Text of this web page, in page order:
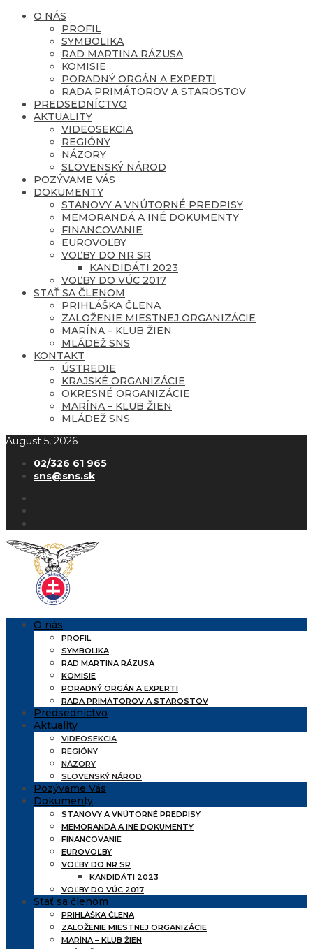
O NÁS
PROFIL
SYMBOLIKA
RAD MARTINA RÁZUSA
KOMISIE
PORADNÝ ORGÁN A EXPERTI
RADA PRIMÁTOROV A STAROSTOV
PREDSEDNÍCTVO
AKTUALITY
VIDEOSEKCIA
REGIÓNY
NÁZORY
SLOVENSKÝ NÁROD
POZÝVAME VÁS
DOKUMENTY
STANOVY A VNÚTORNÉ PREDPISY
MEMORANDÁ A INÉ DOKUMENTY
FINANCOVANIE
EUROVOĽBY
VOĽBY DO NR SR
KANDIDÁTI 2023
VOĽBY DO VÚC 2017
STAŤ SA ČLENOM
PRIHLÁŠKA ČLENA
ZALOŽENIE MIESTNEJ ORGANIZÁCIE
MARÍNA – KLUB ŽIEN
MLÁDEŽ SNS
KONTAKT
ÚSTREDIE
KRAJSKÉ ORGANIZÁCIE
OKRESNÉ ORGANIZÁCIE
MARÍNA – KLUB ŽIEN
MLÁDEŽ SNS
August 5, 2026
02/326 61 965
sns@sns.sk
O nás
PROFIL
SYMBOLIKA
RAD MARTINA RÁZUSA
KOMISIE
PORADNÝ ORGÁN A EXPERTI
RADA PRIMÁTOROV A STAROSTOV
Predsedníctvo
Aktuality
VIDEOSEKCIA
REGIÓNY
NÁZORY
SLOVENSKÝ NÁROD
Pozývame Vás
Dokumenty
STANOVY A VNÚTORNÉ PREDPISY
MEMORANDÁ A INÉ DOKUMENTY
FINANCOVANIE
EUROVOĽBY
VOĽBY DO NR SR
KANDIDÁTI 2023
VOĽBY DO VÚC 2017
Stať sa členom
PRIHLÁŠKA ČLENA
ZALOŽENIE MIESTNEJ ORGANIZÁCIE
MARÍNA – KLUB ŽIEN